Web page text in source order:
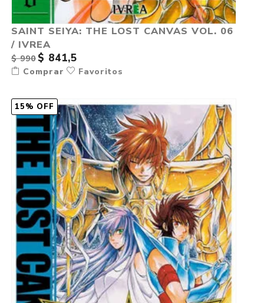
SAINT SEIYA: THE LOST CANVAS VOL. 06
/ IVREA
$ 990 $ 841,5
Comprar Favoritos
15% OFF